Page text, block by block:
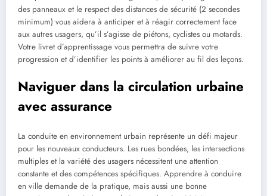
des panneaux et le respect des distances de sécurité (2 secondes
minimum) vous aidera à anticiper et à réagir correctement face
aux autres usagers, qu’il s’agisse de piétons, cyclistes ou motards.
Votre livret d’apprentissage vous permettra de suivre votre
progression et d’identifier les points à améliorer au fil des leçons.
Naviguer dans la circulation urbaine
avec assurance
La conduite en environnement urbain représente un défi majeur
pour les nouveaux conducteurs. Les rues bondées, les intersections
multiples et la variété des usagers nécessitent une attention
constante et des compétences spécifiques. Apprendre à conduire
en ville demande de la pratique, mais aussi une bonne